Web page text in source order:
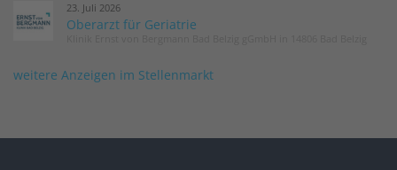
23. Juli 2026
Oberarzt für Geriatrie
weitere Anzeigen im Stellenmarkt